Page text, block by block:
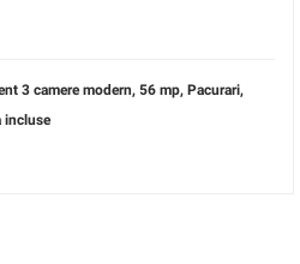
3 camere modern, 56 mp, Pacurari,
incluse